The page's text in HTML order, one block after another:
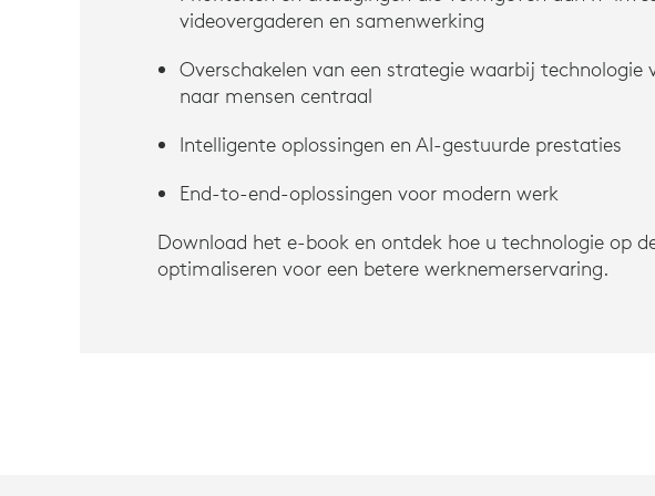
videovergaderen en samenwerking
Overschakelen van een strategie waarbij technologie
naar mensen centraal
Intelligente oplossingen en AI-gestuurde prestaties
End-to-end-oplossingen voor modern werk
Download het e-book en ontdek hoe u technologie op
optimaliseren voor een betere werknemerservaring.